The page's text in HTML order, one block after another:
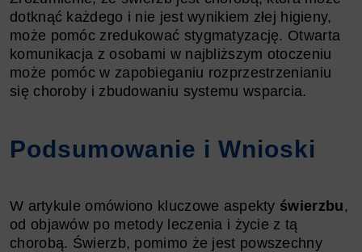
dotknąć każdego i nie jest wynikiem złej higieny,
może pomóc zredukować stygmatyzację. Otwarta
komunikacja z osobami w najbliższym otoczeniu
może pomóc w zapobieganiu rozprzestrzenianiu
się choroby i zbudowaniu systemu wsparcia.
Podsumowanie i Wnioski
W artykule omówiono kluczowe aspekty świerzbu,
od objawów po metody leczenia i życie z tą
chorobą. Świerzb, pomimo że jest powszechny